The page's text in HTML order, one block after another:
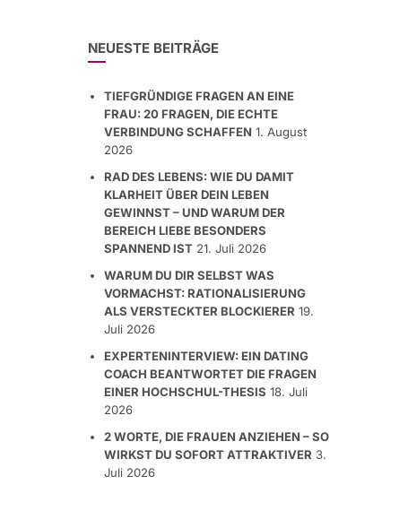
NEUESTE BEITRÄGE
TIEFGRÜNDIGE FRAGEN AN EINE
FRAU: 20 FRAGEN, DIE ECHTE
VERBINDUNG SCHAFFEN 1. August
2026
RAD DES LEBENS: WIE DU DAMIT
KLARHEIT ÜBER DEIN LEBEN
GEWINNST – UND WARUM DER
BEREICH LIEBE BESONDERS
SPANNEND IST 21. Juli 2026
WARUM DU DIR SELBST WAS
VORMACHST: RATIONALISIERUNG
ALS VERSTECKTER BLOCKIERER 19.
Juli 2026
EXPERTENINTERVIEW: EIN DATING
COACH BEANTWORTET DIE FRAGEN
EINER HOCHSCHUL-THESIS 18. Juli
2026
2 WORTE, DIE FRAUEN ANZIEHEN – SO
WIRKST DU SOFORT ATTRAKTIVER 3.
Juli 2026